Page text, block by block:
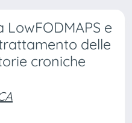
e
delle
croniche